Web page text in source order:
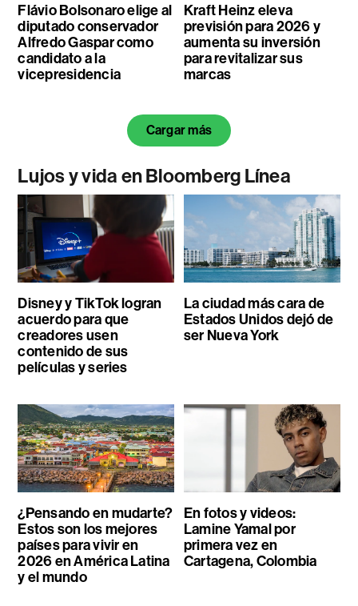
Flávio Bolsonaro elige al
diputado conservador
Alfredo Gaspar como
candidato a la
vicepresidencia
Kraft Heinz eleva
previsión para 2026 y
aumenta su inversión
para revitalizar sus
marcas
Cargar más
Lujos y vida en Bloomberg Línea
Disney y TikTok logran
acuerdo para que
creadores usen
contenido de sus
películas y series
La ciudad más cara de
Estados Unidos dejó de
ser Nueva York
¿Pensando en mudarte?
Estos son los mejores
países para vivir en
2026 en América Latina
y el mundo
En fotos y videos:
Lamine Yamal por
primera vez en
Cartagena, Colombia